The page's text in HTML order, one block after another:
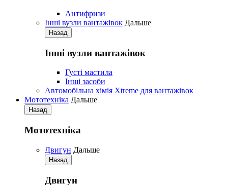
Антифризи
Iнші вузли вантажівок Дальше
Назад
Iнші вузли вантажівок
Густі мастила
Iнші засоби
Автомобільна хімія Xtreme для вантажівок
Мототехніка Дальше
Назад
Мототехніка
Двигун Дальше
Назад
Двигун